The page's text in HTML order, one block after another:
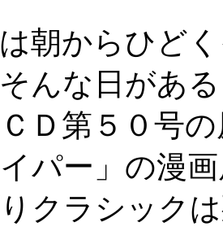
朝からひど
んな日があ
Ｄ第５０号
パー」の漫
りクラシック